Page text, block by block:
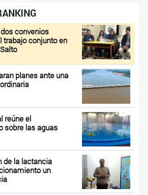
convenios
trabajo conjunto en
planes ante una
reúne el
sobre las aguas
de la lactancia
un